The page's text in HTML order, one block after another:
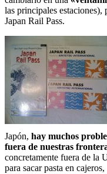
las principales estaciones),
Japan Rail Pass.
Japón, hay muchos
fuera de nuestras
concretamente fuera de la
para sacar pasta en